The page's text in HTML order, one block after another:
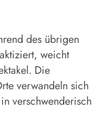
des übrigen
weicht
Die
verwandeln sich
verschwenderisch